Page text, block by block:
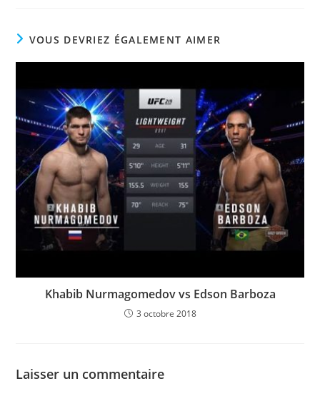
VOUS DEVRIEZ ÉGALEMENT AIMER
Khabib Nurmagomedov vs Edson Barboza
3 octobre 2018
Laisser un commentaire